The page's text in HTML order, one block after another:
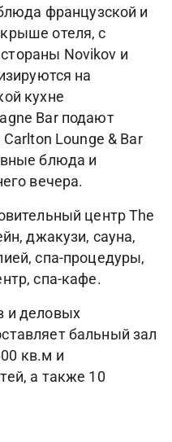
французской и
отеля, с
Novikov и
на
кухне
Bar подают
Lounge & Bar
блюда и
вечера.
центр The
джакузи, сауна,
спа-процедуры,
спа-кафе.
и деловых
бальный зал
кв.м и
а также 10